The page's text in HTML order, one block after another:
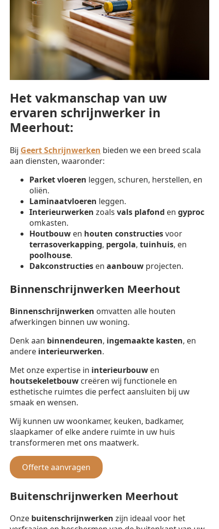
Het vakmanschap van uw
ervaren schrijnwerker in
Meerhout:
Bij Geert Schrijnwerken bieden we een breed scala
aan diensten, waaronder:
Parket vloeren leggen, schuren, herstellen, en
oliën.
Laminaatvloeren leggen.
Interieurwerken zoals vals plafond en gyproc
omkasten.
Houtbouw en houten constructiesvoor
terrasoverkapping, pergola, tuinhuis, en
poolhouse.
Dakconstructies en aanbouw projecten.
Binnenschrijnwerken Meerhout
Binnenschrijnwerken omvatten alle houten
afwerkingen binnen uw woning.
Denk aan binnendeuren, ingemaakte kasten, en
andere interieurwerken.
Met onze expertise in interieurbouw en
houtsekeletbouw creëren wij functionele en
esthetische ruimtes die perfect aansluiten bij uw
smaak en wensen.
Wij kunnen uw woonkamer, keuken, badkamer,
slaapkamer of elke andere ruimte in uw huis
transformeren met ons maatwerk.
Offerte aanvragen
Buitenschrijnwerken Meerhout
Onze buitenschrijnwerken zijn ideaal voor het